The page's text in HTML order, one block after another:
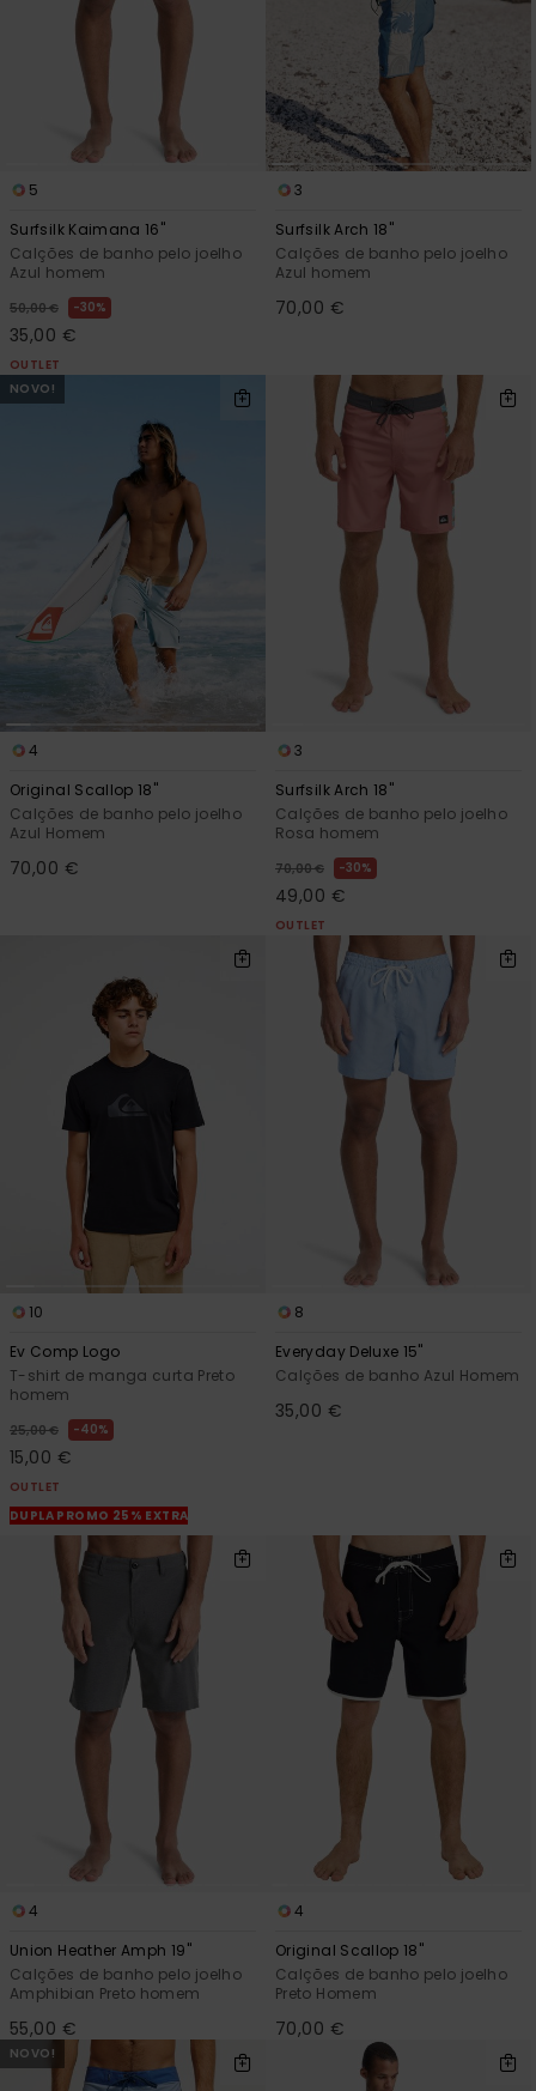
5
Surfsilk Kaimana 16"
Calções de banho pelo joelho
Azul homem
50,00 € 30%
35,00 €
OUTLET
3
Surfsilk Arch 18"
Calções de banho pelo joelho
Azul homem
70,00 €
NOVO!
4
Original Scallop 18"
Calções de banho pelo joelho
Azul Homem
70,00 €
3
Surfsilk Arch 18"
Calções de banho pelo joelho
Rosa homem
70,00 € 30%
49,00 €
OUTLET
10
Ev Comp Logo
T-shirt de manga curta Preto
homem
25,00 € 40%
15,00 €
OUTLET
DUPLA PROMO 25% EXTRA
8
Everyday Deluxe 15"
Calções de banho Azul Homem
35,00 €
4
Union Heather Amph 19"
Calções de banho pelo joelho
Amphibian Preto homem
55,00 €
4
Original Scallop 18"
Calções de banho pelo joelho
Preto Homem
70,00 €
NOVO!